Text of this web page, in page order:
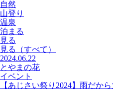
自然
山登り
温泉
泊まる
見る
見る
（すべて）
2024.06.22
とやまの花
イベント
【あじさい祭り2024】雨だか